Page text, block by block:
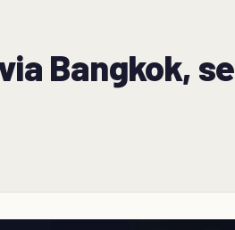
Bangkok, se